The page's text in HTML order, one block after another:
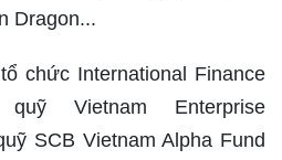
Dragon...
chức International Finance
quỹ Vietnam Enterprise
SCB Vietnam Alpha Fund